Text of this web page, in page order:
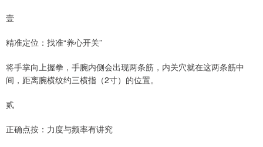
壹
精准定位：找准“养心开关”
将手掌向上握拳，手腕内侧会出现两条筋，内关穴就在这两条筋中
间，距离腕横纹约三横指（2寸）的位置。
贰
正确点按：力度与频率有讲究